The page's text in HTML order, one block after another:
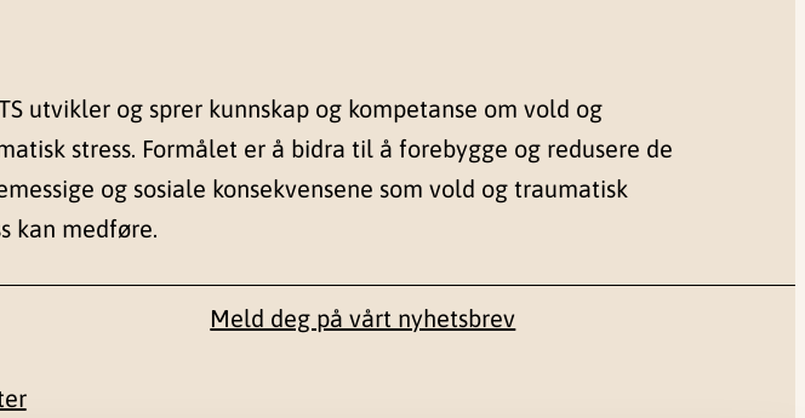
utvikler og sprer kunnskap og kompetanse om vold og
stress. Formålet er å bidra til å forebygge og redusere de
og sosiale konsekvensene som vold og traumatisk
kan medføre.
Meld deg på vårt nyhetsbrev